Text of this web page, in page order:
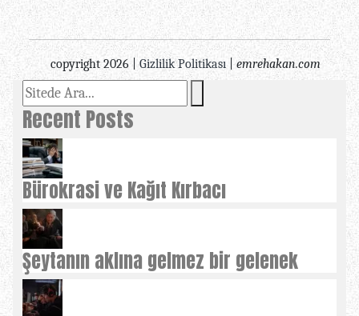
copyright 2026 |Gizlilik Politikası| emrehakan.com
Recent Posts
Bürokrasi ve Kağıt Kırbacı
Şeytanın aklına gelmez bir gelenek